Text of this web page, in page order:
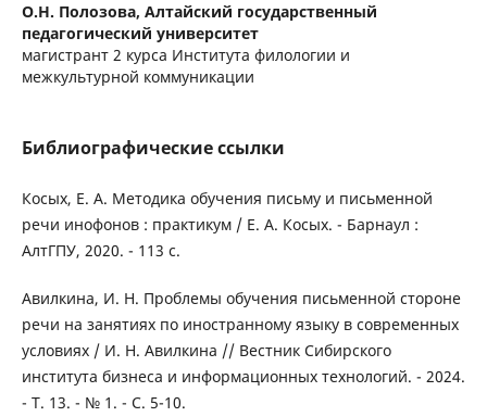
О.Н. Полозова, Алтайский государственный
педагогический университет
магистрант 2 курса Института филологии и
межкультурной коммуникации
Библиографические ссылки
Косых, Е. А. Методика обучения письму и письменной
речи инофонов : практикум / Е. А. Косых. - Барнаул :
АлтГПУ, 2020. - 113 с.
Авилкина, И. Н. Проблемы обучения письменной стороне
речи на занятиях по иностранному языку в современных
условиях / И. Н. Авилкина // Вестник Сибирского
института бизнеса и информационных технологий. - 2024.
- Т. 13. - № 1. - С. 5-10.